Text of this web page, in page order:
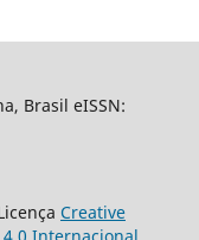
Brasil eISSN:
Creative